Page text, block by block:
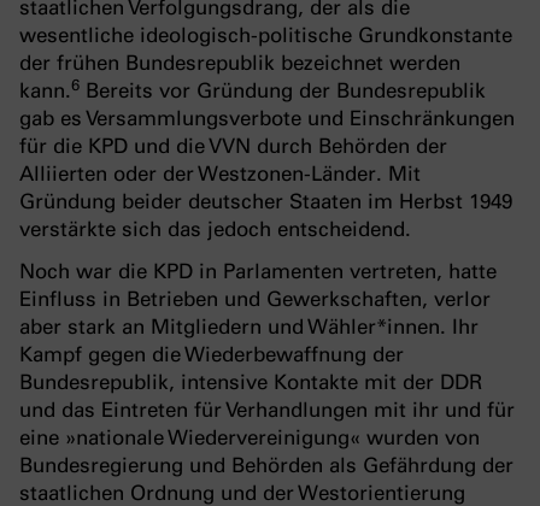
staatlichen Verfolgungsdrang, der als die
wesentliche ideologisch-politische Grundkonstante
der frühen Bundesrepublik bezeichnet werden
kann.6 Bereits vor Gründung der Bundesrepublik
gab es Versammlungsverbote und Einschränkungen
für die KPD und die VVN durch Behörden der
Alliierten oder der Westzonen-Länder. Mit
Gründung beider deutscher Staaten im Herbst 1949
verstärkte sich das jedoch entscheidend.
Noch war die KPD in Parlamenten vertreten, hatte
Einfluss in Betrieben und Gewerkschaften, verlor
aber stark an Mitgliedern und Wähler*innen. Ihr
Kampf gegen die Wiederbewaffnung der
Bundesrepublik, intensive Kontakte mit der DDR
und das Eintreten für Verhandlungen mit ihr und für
eine »nationale Wiedervereinigung« wurden von
Bundesregierung und Behörden als Gefährdung der
staatlichen Ordnung und der Westorientierung